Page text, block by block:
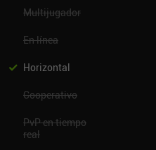
Multijugador
En línea
Horizontal
Cooperativo
PvP en tiempo
real